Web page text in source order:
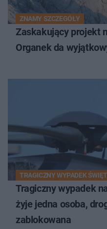
ZNAMY SZCZEGÓŁY
Zaskakujący projekt
Organek da
TRAGICZNY WYPADEK
Tragiczny wypadek
żyje jedna osoba,
zablokowana